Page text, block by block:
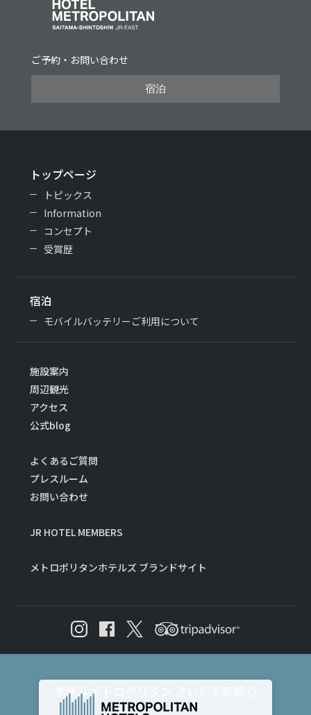
ご予約・お問い合わせ
宿泊
トップページ
トピックス
Information
コンセプト
受賞歴
宿泊
モバイルバッテリーご利用について
施設案内
周辺観光
アクセス
公式blog
よくあるご質問
プレスルーム
お問い合わせ
JR HOTEL MEMBERS
メトロポリタンホテルズ ブランドサイト
ホテルメトロポリタン さいたま新都心